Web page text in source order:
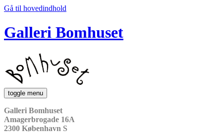
Gå til hovedindhold
Galleri Bomhuset
toggle menu
Galleri Bomhuset
Amagerbrogade 16A
2300 København S